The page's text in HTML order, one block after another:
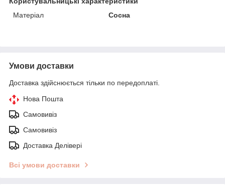
Матеріал
Сосна
Умови доставки
Доставка здійснюється тільки по передоплаті.
Нова Пошта
Самовивіз
Самовивіз
Доставка Делівері
Всі умови доставки